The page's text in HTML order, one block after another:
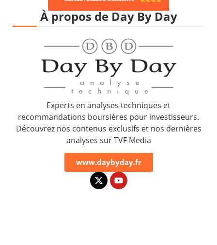
À propos de Day By Day
Experts en analyses techniques et
recommandations boursières pour investisseurs.
Découvrez nos contenus exclusifs et nos dernières
analyses sur TVF Media
www.daybyday.fr